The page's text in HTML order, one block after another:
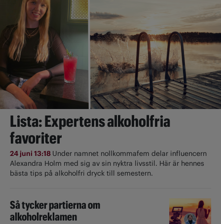
Lista: Expertens alkoholfria
favoriter
24 juni 13:18 Under namnet nollkommafem delar influencern
Alexandra Holm med sig av sin nyktra livsstil. Här är hennes
bästa tips på alkoholfri dryck till semestern.
Så tycker partierna om
alkoholreklamen